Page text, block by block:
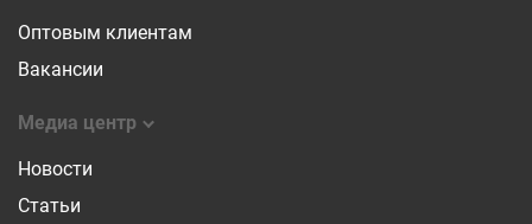
Оптовым клиентам
Вакансии
Медиа центр
Новости
Статьи